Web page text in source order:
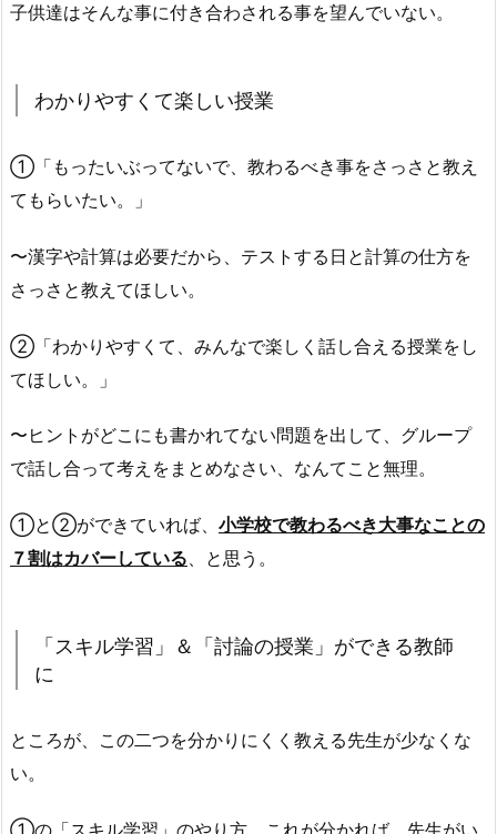
子供達はそんな事に付き合わされる事を望んでいない。
わかりやすくて楽しい授業
①「もったいぶってないで、教わるべき事をさっさと教え
てもらいたい。」
〜漢字や計算は必要だから、テストする日と計算の仕方を
さっさと教えてほしい。
②「わかりやすくて、みんなで楽しく話し合える授業をし
てほしい。」
〜ヒントがどこにも書かれてない問題を出して、グループ
で話し合って考えをまとめなさい、なんてこと無理。
①と②ができていれば、 小学校で教わるべき大事なことの
７割はカバーしている、と思う。
「スキル学習」＆「討論の授業」ができる教師
に
ところが、この二つを分かりにくく教える先生が少なくな
い。